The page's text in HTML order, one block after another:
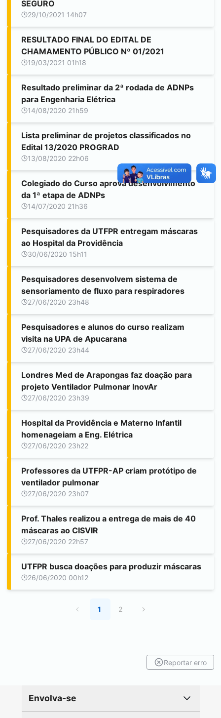
SEGURO
29/10/2021 14h07
RESULTADO FINAL DO EDITAL DE
CHAMAMENTO PÚBLICO Nº 01/2021
19/03/2021 01h18
Resultado preliminar da 2ª rodada de ADNPs
para Engenharia Elétrica
14/08/2020 21h59
Lista preliminar de projetos classificados no
Edital 13/2020 PROGRAD
13/08/2020 22h06
Colegiado do Curso aprova desenvolvimento
da 1ª etapa de ADNPs
14/07/2020 21h36
Pesquisadores da UTFPR entregam máscaras
ao Hospital da Providência
30/06/2020 15h11
Pesquisadores desenvolvem sistema de
sensoriamento de fluxo para respiradores
27/06/2020 23h48
Pesquisadores e alunos do curso realizam
visita na UPA de Apucarana
27/06/2020 23h44
Londres Med de Arapongas faz doação para
projeto Ventilador Pulmonar InovAr
27/06/2020 23h39
Hospital da Providência e Materno Infantil
homenageiam a Eng. Elétrica
27/06/2020 23h22
Professores da UTFPR-AP criam protótipo de
ventilador pulmonar
27/06/2020 23h07
Prof. Thales realizou a entrega de mais de 40
máscaras ao CISVIR
27/06/2020 22h57
UTFPR busca doações para produzir máscaras
26/06/2020 00h12
1 2
Reportar erro
Envolva-se